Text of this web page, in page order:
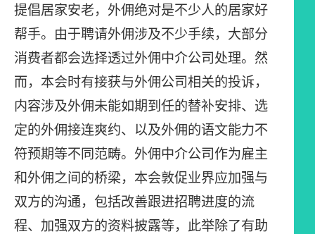
提倡居家安老，外佣绝对是不少人的居家好
帮手。由于聘请外佣涉及不少手续，大部分
消费者都会选择透过外佣中介公司处理。然
而，本会时有接获与外佣公司相关的投诉，
内容涉及外佣未能如期到任的替补安排、选
定的外佣接连爽约、以及外佣的语文能力不
符预期等不同范畴。外佣中介公司作为雇主
和外佣之间的桥梁，本会敦促业界应加强与
双方的沟通，包括改善跟进招聘进度的流
程、加强双方的资料披露等，此举除了有助